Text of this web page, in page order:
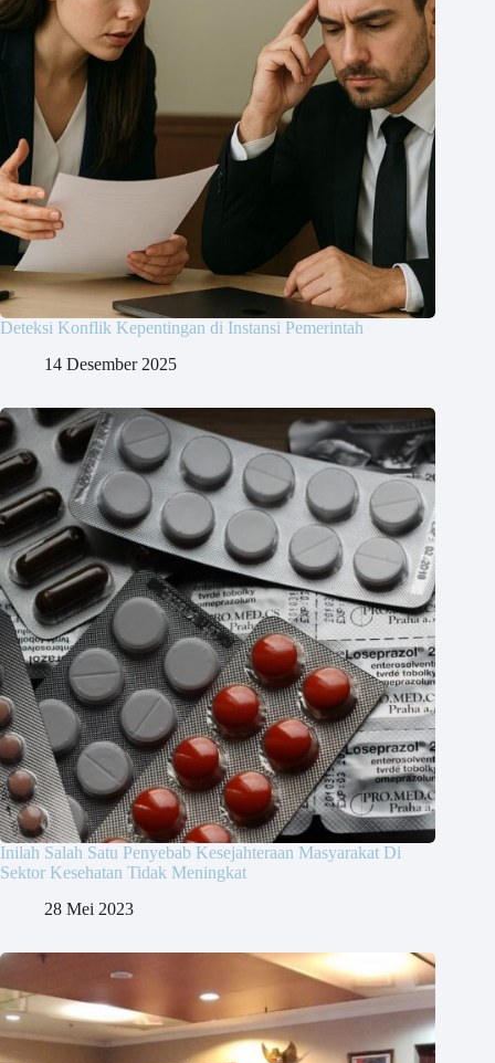
Deteksi Konflik Kepentingan di Instansi Pemerintah
14 Desember 2025
Inilah Salah Satu Penyebab Kesejahteraan Masyarakat Di
Sektor Kesehatan Tidak Meningkat
28 Mei 2023